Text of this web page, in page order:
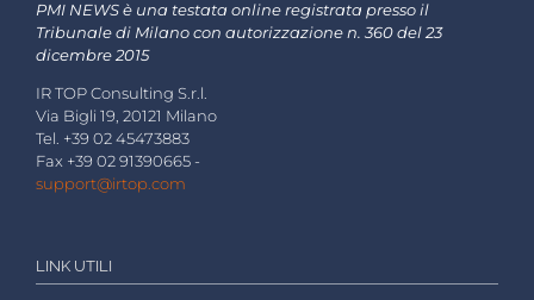
PMI NEWS è una testata online registrata presso il
Tribunale di Milano con autorizzazione n. 360 del 23
dicembre 2015
IR TOP Consulting S.r.l.
Via Bigli 19, 20121 Milano
Tel. +39 02 45473883
Fax +39 02 91390665 -
support@irtop.com
LINK UTILI